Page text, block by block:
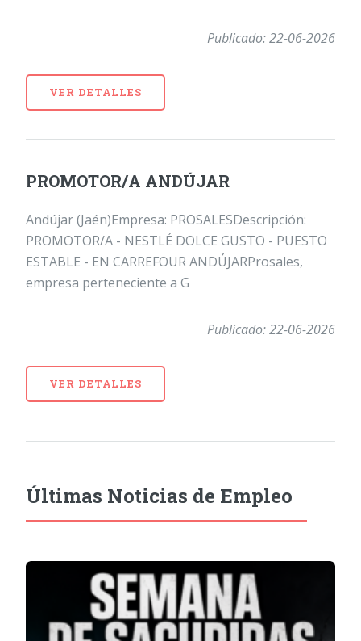
Publicado: 22-06-2026
VER DETALLES
PROMOTOR/A ANDÚJAR
Andújar (Jaén)Empresa: PROSALESDescripción:
PROMOTOR/A - NESTLÉ DOLCE GUSTO - PUESTO
ESTABLE - EN CARREFOUR ANDÚJARProsales,
empresa perteneciente a G
Publicado: 22-06-2026
VER DETALLES
Últimas Noticias de Empleo